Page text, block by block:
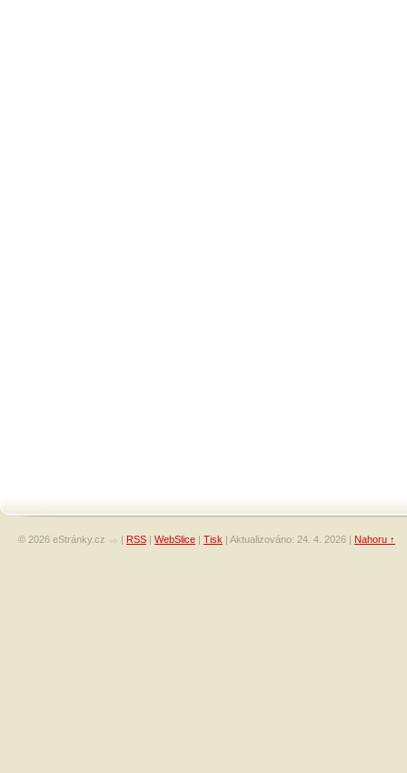
© 2026 eStránky.cz | RSS | WebSlice | Tisk | Aktualizováno: 24. 4. 2026 | Nahoru ↑